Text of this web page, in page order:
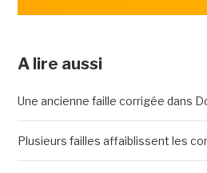
A lire aussi
Une ancienne faille corrigée dans
Plusieurs failles affaiblissent les